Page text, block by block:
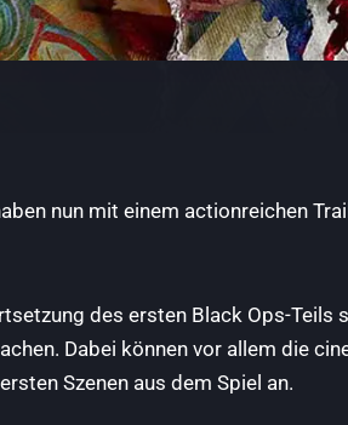
nun mit einem actionreichen
des ersten Black Ops-
Dabei können vor allem die
Szenen aus dem Spiel an.